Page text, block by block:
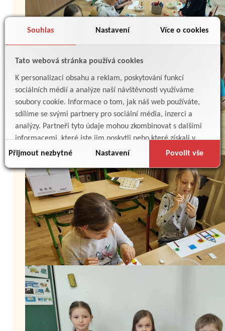
Souhlas Nastavení Více o cookies
Tato webová stránka používá cookies
K personalizaci obsahu a reklam, poskytování funkcí
sociálních médií a analýze naší návštěvnosti využíváme
soubory cookie. Informace o tom, jak náš web používáte,
sdílíme se svými partnery pro sociální média, inzerci a
analýzy. Partneři tyto údaje mohou zkombinovat s dalšími
informacemi, které jste jim poskytli nebo které získali v
důsledku toho, že používáte jejich služby.
Přijmout nezbytné Nastavení Povolit vše